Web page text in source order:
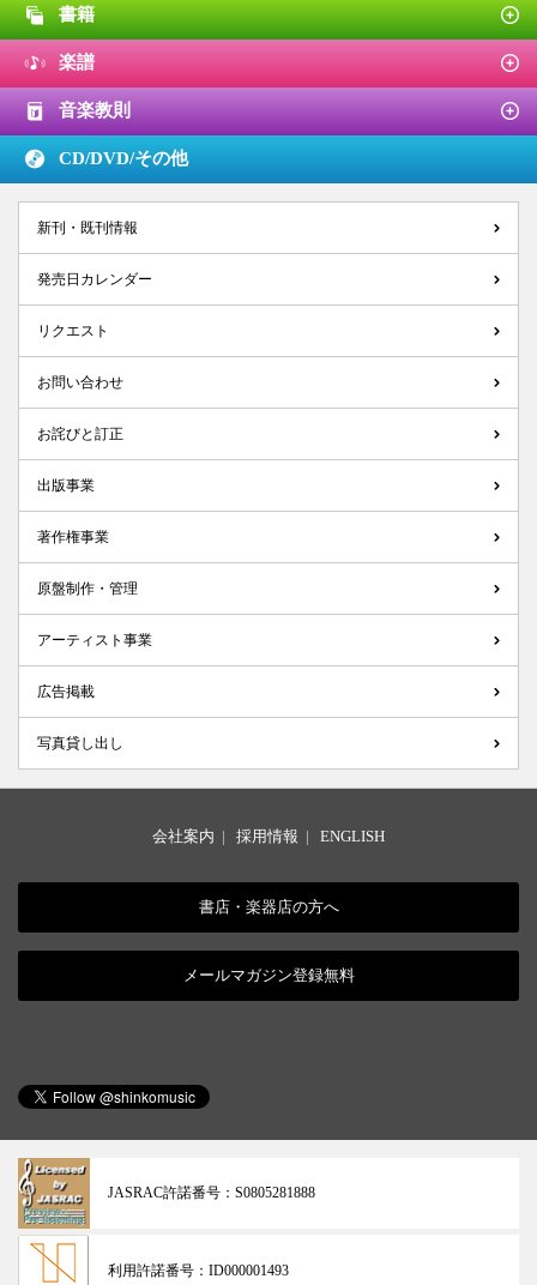
書籍
楽譜
音楽教則
CD/DVD/その他
新刊・既刊情報
発売日カレンダー
リクエスト
お問い合わせ
お詫びと訂正
出版事業
著作権事業
原盤制作・管理
アーティスト事業
広告掲載
写真貸し出し
会社案内 | 採用情報 | ENGLISH
書店・楽器店の方へ
メールマガジン登録無料
JASRAC許諾番号： S0805281888
利用許諾番号： ID000001493